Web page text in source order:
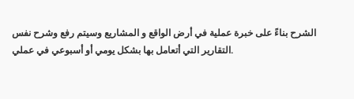
الشرح بناءً على خبرة عملية في أرض الواقع و المشاريع وسيتم رفع وشرح نفس
التقارير التي أتعامل بها بشكل يومي أو أسبوعي في عملي.